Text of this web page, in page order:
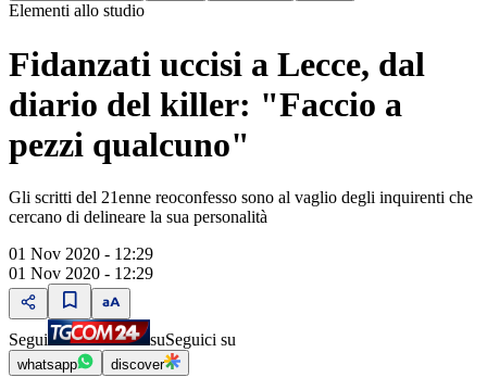
Elementi allo studio
Fidanzati uccisi a Lecce, dal
diario del killer: "Faccio a
pezzi qualcuno"
Gli scritti del 21enne reoconfesso sono al vaglio degli inquirenti che
cercano di delineare la sua personalità
01 Nov 2020 - 12:29
01 Nov 2020 - 12:29
Segui suSeguici su
whatsapp discover